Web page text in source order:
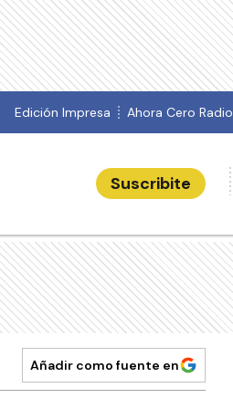
Edición Impresa Ahora Cero Radio
Suscribite
Añadir como fuente en